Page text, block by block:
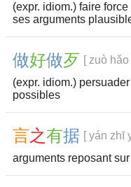
(expr. idiom.) faire
ses arguments
做好做歹 [ zuò
(expr. idiom.)
possibles
言之有据 [ yán zhī
arguments reposant